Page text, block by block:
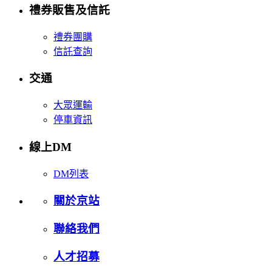
禮券販售及信託
禮券團購
信託查詢
交通
大眾運輸
停車資訊
線上DM
DM列表
關於京站
聯絡我們
人才招募